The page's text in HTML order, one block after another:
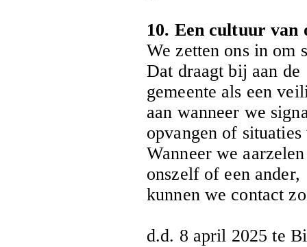
10. Een cultuur van
We zetten ons in om
Dat draagt bij aan de
gemeente als een
aan wanneer we
opvangen of
Wanneer we
onszelf of een ander,
kunnen we contact
d.d. 8 april 2025 te